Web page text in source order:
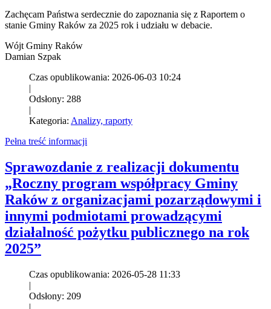
Zachęcam Państwa serdecznie do zapoznania się z Raportem o
stanie Gminy Raków za 2025 rok i udziału w debacie.
Wójt Gminy Raków
Damian Szpak
Czas opublikowania: 2026-06-03 10:24
|
Odsłony: 288
|
Kategoria: Analizy, raporty
Pełna treść informacji
Sprawozdanie z realizacji dokumentu
„Roczny program współpracy Gminy
Raków z organizacjami pozarządowymi i
innymi podmiotami prowadzącymi
działalność pożytku publicznego na rok
2025”
Czas opublikowania: 2026-05-28 11:33
|
Odsłony: 209
|